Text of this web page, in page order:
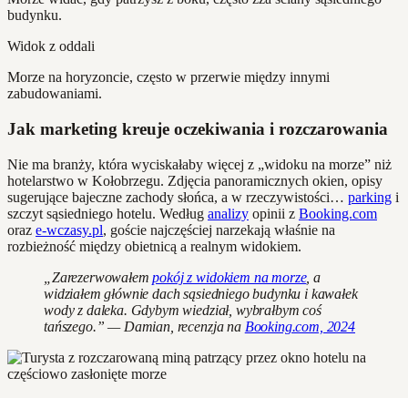
budynku.
Widok z oddali
Morze na horyzoncie, często w przerwie między innymi
zabudowaniami.
Jak marketing kreuje oczekiwania i rozczarowania
Nie ma branży, która wyciskałaby więcej z „widoku na morze” niż
hotelarstwo w Kołobrzegu. Zdjęcia panoramicznych okien, opisy
sugerujące bajeczne zachody słońca, a w rzeczywistości… parking i
szczyt sąsiedniego hotelu. Według analizy opinii z Booking.com
oraz e-wczasy.pl, goście najczęściej narzekają właśnie na
rozbieżność między obietnicą a realnym widokiem.
„Zarezerwowałempokój z widokiem na morze, a
widziałem głównie dach sąsiedniego budynku i kawałek
wody z daleka. Gdybym wiedział, wybrałbym coś
tańszego.” — Damian, recenzja na Booking.com, 2024